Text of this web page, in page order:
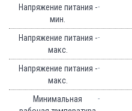
Напряжение питания -
мин.
-
Напряжение питания -
макс.
-
Напряжение питания -
макс.
-
Минимальная
-